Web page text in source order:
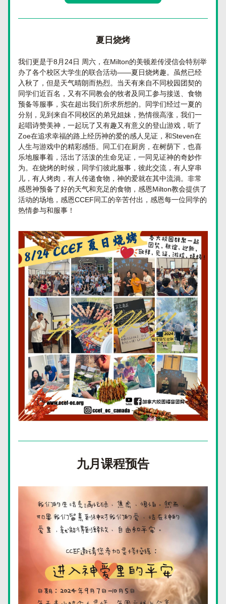
夏日烧烤
我们更是于8月24日 周六，在Milton的美顿差传浸信会特别举
办了各个校区大学生的联合活动——夏日烧烤趣。虽然已经
入秋了，但是天气晴朗而热烈。当天有来自不同校园团契的
同学们近百名，又有不同教会的牧者及同工参与接送、食物
预备等服事，实在超出我们所求所想的。同学们经过一夏的
分别，见到来自不同校区的弟兄姐妹，热情很高涨，我们一
起唱诗赞美神，一起玩了又有趣又有意义的登山游戏，听了
Zoe在追求幸福的路上经历神的爱的感人见证，和Steven在
人生与游戏中的精彩感悟。同工们在厨房，在树荫下，也喜
乐地服事着，活出了活泼的生命见证，一同见证神的奇妙作
为。在烧烤的时候，同学们彼此服事，彼此交流，有人穿串
儿，有人烤肉，有人传递食物，神的爱就在其中流淌。非常
感恩神预备了好的天气和充足的食物，感恩Milton教会提供了
活动的场地，感恩CCEF同工的辛苦付出，感恩每一位同学的
热情参与和服事！
九月课程预告